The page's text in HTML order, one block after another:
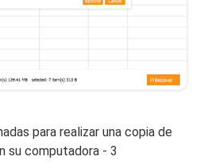
para realizar una copia de
su computadora - 3